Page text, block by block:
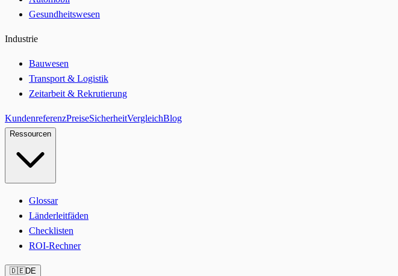
Gesundheitswesen
Industrie
Bauwesen
Transport & Logistik
Zeitarbeit & Rekrutierung
KundenreferenzPreiseSicherheitVergleichBlog
Ressourcen
Glossar
Länderleitfäden
Checklisten
ROI-Rechner
🇩🇪DE